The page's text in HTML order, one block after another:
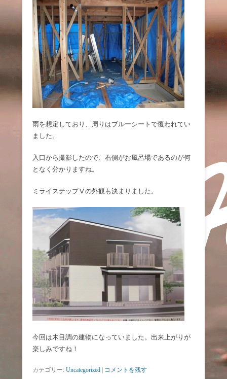
雨を想定しており、周りはブルーシートで覆われてい
ました。
入口から撮影したので、右側がお風呂場であるのが何
となく分かりますね。
ミライステップⅤの外観も決まりました。
今回は木目調の建物になっていました。出来上がりが
楽しみですね！
カテゴリー: Uncategorized コメントを残す